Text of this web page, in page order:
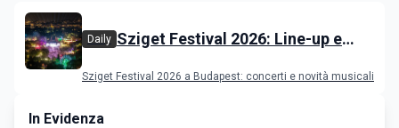
Daily Sziget Festival 2026: Line-up e
Sziget Festival 2026 a Budapest: concerti e novità musicali
In Evidenza